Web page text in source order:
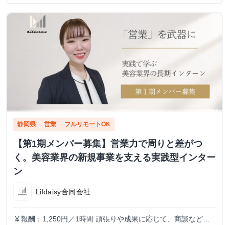
静岡県 営業 フルリモートOK
【第1期メンバー募集】営業力で周りと差がつ
く。美容業界の新規事業を支える実践型インター
ン
Lildaisy合同会社
currency_yen 報酬：1,250円／1時間 頑張りや成果に応じて、商談などよ